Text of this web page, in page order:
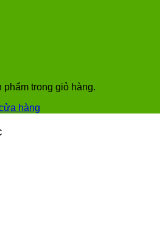
phẩm trong giỏ hàng.
hàng